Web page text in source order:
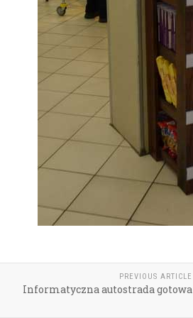
PREVIOUS ARTICLE
Informatyczna autostrada gotowa